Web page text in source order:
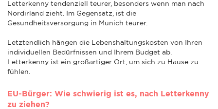
Letterkenny tendenziell teurer, besonders wenn man nach
Nordirland zieht. Im Gegensatz, ist die
Gesundheitsversorgung in Munich teurer.
Letztendlich hängen die Lebenshaltungskosten von Ihren
individuellen Bedürfnissen und Ihrem Budget ab.
Letterkenny ist ein großartiger Ort, um sich zu Hause zu
fühlen.
EU-Bürger: Wie schwierig ist es, nach Letterkenny
zu ziehen?